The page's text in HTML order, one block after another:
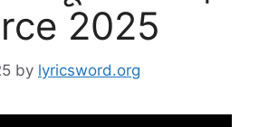
2025
by lyricsword.org